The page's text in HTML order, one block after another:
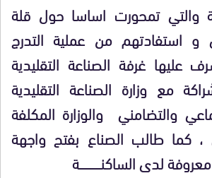
والتي تمحورت اساسا حول قلة
و استفادتهم من عملية التدرج
عليها غرفة الصناعة التقليدية
مع وزارة الصناعة التقليدية
والتضامني والوزارة المكلفة
، كما طالب الصناع بفتح واجهة
لدى الساكنـــــــــــــــة